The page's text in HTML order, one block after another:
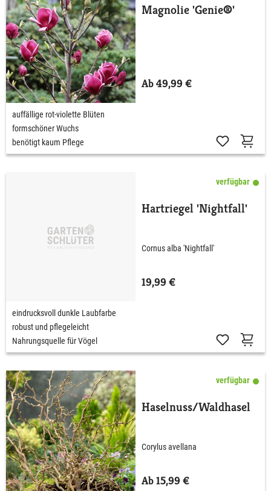
Magnolie 'Genie®'
Ab 49,99 €
auffällige rot-violette Blüten
formschöner Wuchs
benötigt kaum Pflege
verfügbar
Hartriegel 'Nightfall'
Cornus alba 'Nightfall'
19,99 €
eindrucksvoll dunkle Laubfarbe
robust und pflegeleicht
Nahrungsquelle für Vögel
verfügbar
Haselnuss/Waldhasel
Corylus avellana
Ab 15,99 €